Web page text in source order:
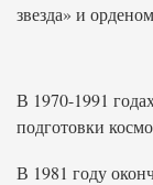
звезда» и
В 1970-1991
подготовки
В 1981 году